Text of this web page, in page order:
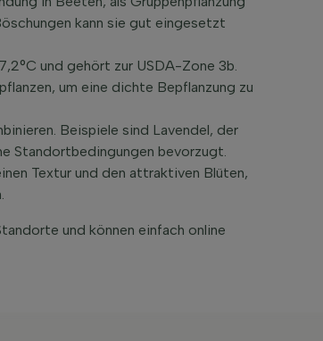
kann sie gut eingesetzt
und gehört zur USDA-Zone 3b.
um eine dichte Bepflanzung zu
Beispiele sind Lavendel, der
Standortbedingungen bevorzugt.
Textur und den attraktiven Blüten,
und können einfach online